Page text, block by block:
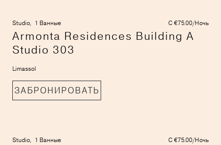
Studio, 1 Ванные С €75.00/Ночь
Armonta Residences Building A
Studio 303
Limassol
ЗАБРОНИРОВАТЬ
Studio, 1 Ванные С €75.00/Ночь